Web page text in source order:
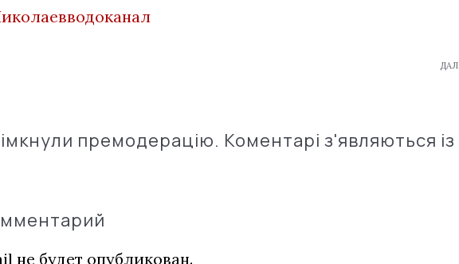
премодерацію. Коментарі з'являються із
не будет опубликован.